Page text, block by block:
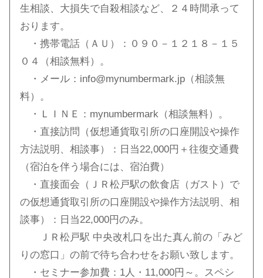
生相談、大損失で自殺相談など、２４時間承って
おります。
・携帯電話（ＡＵ）：０９０－１２１８－１５
０４（相談無料）。
・メール：info@mynumbermark.jp（相談無
料）。
・ＬＩＮＥ：mynumbermark（相談無料）。
・直接訪問（仮想通貨取引所の口座開設や操作
方法説明、相談事）：日当22,000円＋往復交通費
（宿泊を伴う場合には、宿泊費）
・直接面会（ＪＲ松戸駅の飲食店（ガスト）で
の仮想通貨取引所の口座開設や操作方法説明、相
談事）：日当22,000円のみ。
ＪＲ松戸駅 中央改札口を出た真ん前の「みど
りの窓口」の前で待ち合わせをお願い致します。
・セミナー参加費：1人・11,000円～。スペシ